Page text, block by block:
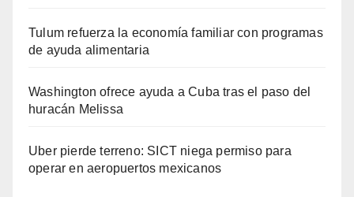
Tulum refuerza la economía familiar con programas
de ayuda alimentaria
Washington ofrece ayuda a Cuba tras el paso del
huracán Melissa
Uber pierde terreno: SICT niega permiso para
operar en aeropuertos mexicanos